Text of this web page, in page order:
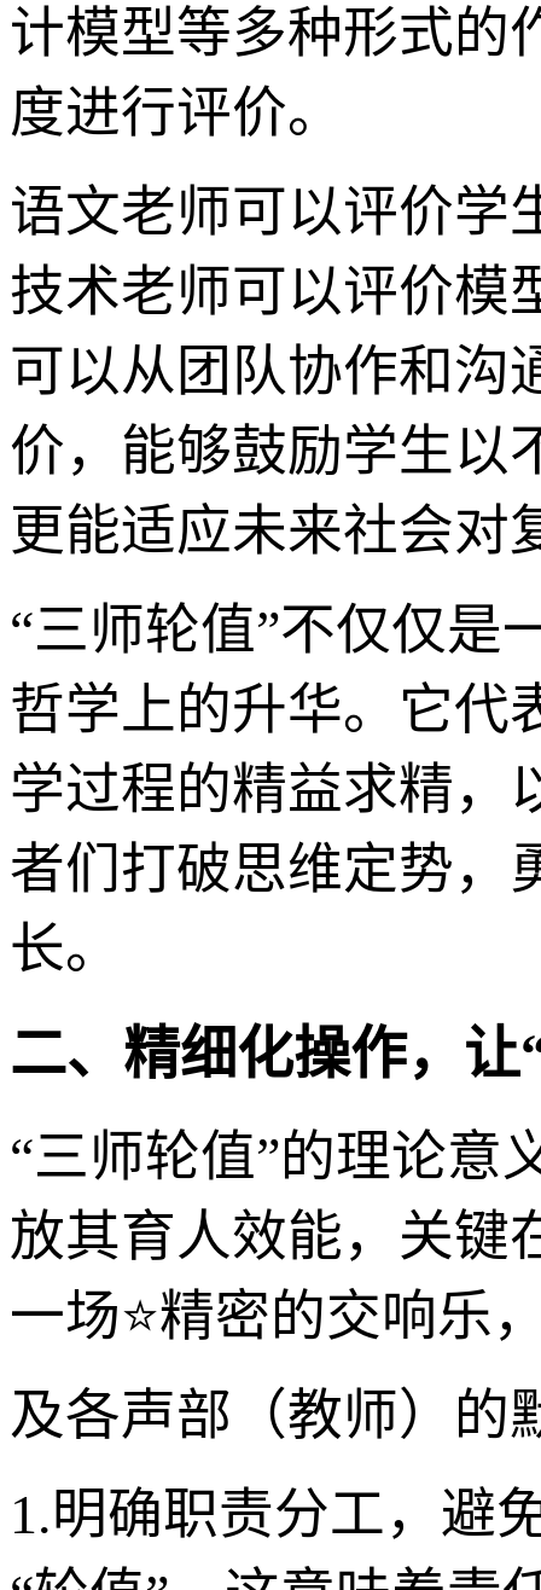
计模型等多种形式的
度进行评价。
语文老师可以评价学
技术老师可以评价模
可以从团队协作和沟
价，能够鼓励学生以
更能适应未来社会对
“三师轮值”不仅仅是
哲学上的升华。它代
学过程的精益求精，
者们打破思维定势，
长。
二、精细化操作，
“三师轮值”的理论意
放其育人效能，关键
一场⭐精密的交响乐
及各声部（教师）的
1.明确职责分工，避